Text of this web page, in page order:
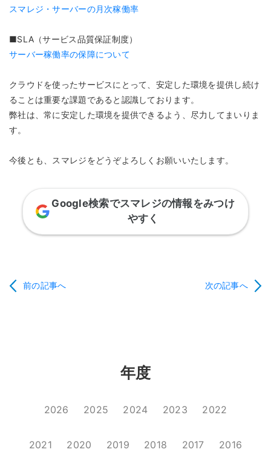
スマレジ・サーバーの月次稼働率
■SLA（サービス品質保証制度）
サーバー稼働率の保障について
クラウドを使ったサービスにとって、安定した環境を提供し続け
ることは重要な課題であると認識しております。
弊社は、常に安定した環境を提供できるよう、尽力してまいりま
す。
今後とも、スマレジをどうぞよろしくお願いいたします。
Google検索でスマレジの情報をみつけ
やすく
前の記事へ 次の記事へ
年度
2026 2025 2024 2023 2022
2021 2020 2019 2018 2017 2016